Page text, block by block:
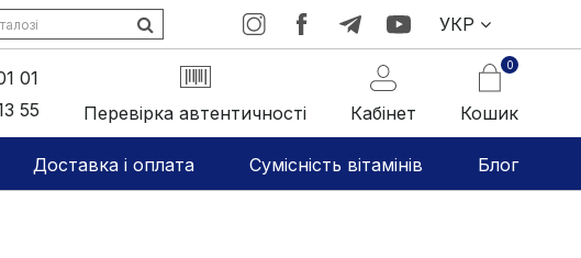
УКР
01
55
Перевірка автентичності Кабінет
0
Кошик
Доставка і оплата Сумісність вітамінів Блог